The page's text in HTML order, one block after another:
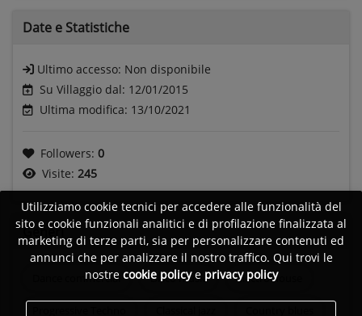
Date e Statistiche
Ultimo accesso: Non disponibile
Su Villaggio dal: 12/01/2015
Ultima modifica: 13/10/2021
Followers: 0
Visite: 245
Generi
Dance commercial Disco music Electro house
Utilizziamo cookie tecnici per accedere alle funzionalità del
sito e cookie funzionali analitici e di profilazione finalizzata al
marketing di terze parti, sia per personalizzare contenuti ed
annunci che per analizzare il nostro traffico. Qui trovi le
nostre cookie policye privacy policy